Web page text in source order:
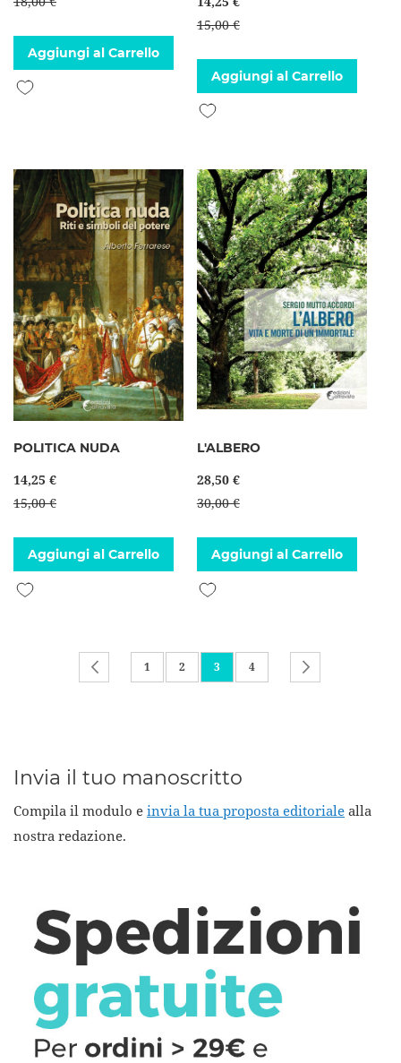
Aggiungi al Carrello
Aggiungi alla lista desideri
15,00 €
Aggiungi al Carrello
Aggiungi alla lista desideri
POLITICA NUDA
14,25 €
15,00 €
Aggiungi al Carrello
Aggiungi alla lista desideri
L'ALBERO
28,50 €
30,00 €
Aggiungi al Carrello
Aggiungi alla lista desideri
Pagina Pagina
Precedente
Pagina
1 Pagina
2 Attualmente stai leggendo la
3 Pagina
4
Invia il tuo manoscritto
Compila il modulo e invia la tua proposta editoriale alla
nostra redazione.